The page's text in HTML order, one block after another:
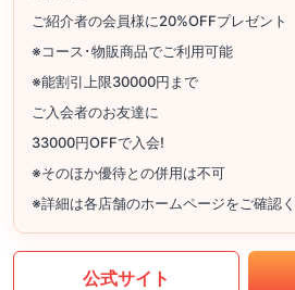
ご紹介者の会員様に20%OFFプレゼント
※コース･物販商品でご利用可能
※能割引上限30000円まで
ご入会者のお友達に
33000円OFFで入会!
※そのほか優待との併用は不可
※詳細は各店舗のホームページをご確認
公式サイト